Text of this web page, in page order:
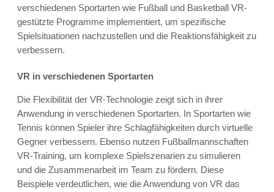
verschiedenen Sportarten wie Fußball und Basketball VR-
gestützte Programme implementiert, um spezifische
Spielsituationen nachzustellen und die Reaktionsfähigkeit zu
verbessern.
VR in verschiedenen Sportarten
Die Flexibilität der VR-Technologie zeigt sich in ihrer
Anwendung in verschiedenen Sportarten. In Sportarten wie
Tennis können Spieler ihre Schlagfähigkeiten durch virtuelle
Gegner verbessern. Ebenso nutzen Fußballmannschaften
VR-Training, um komplexe Spielszenarien zu simulieren
und die Zusammenarbeit im Team zu fördern. Diese
Beispiele verdeutlichen, wie die Anwendung von VR das